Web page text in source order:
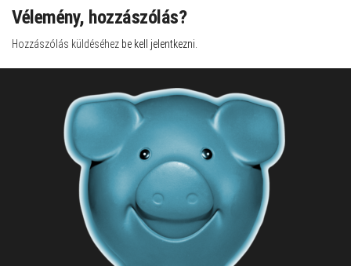
Vélemény, hozzászólás?
Hozzászólás küldéséhez be kell jelentkezni.